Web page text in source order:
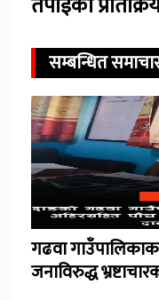
सम्बन्धित
गढवा
जनाविरुद्ध